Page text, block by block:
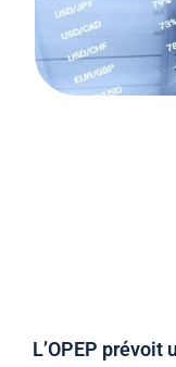
L’OPEP